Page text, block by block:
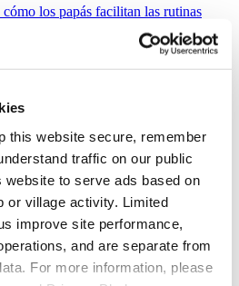
this website secure, remember
traffic on our public
to serve ads based on
or village activity. Limited
improve site performance,
and are separate from
For more information, please
cómo los papás facilitan las rutinas
educadores mejoran el aprendizaje
Para Terapeutas
con Junga.
combina una tarjeta de débito
educativas para enseñar a los niños a
e invertir.
padres a enseñar a sus hijos sobre
una tarjeta de débito segura, tareas
Junga contra
los maestros, los estudiantes y las